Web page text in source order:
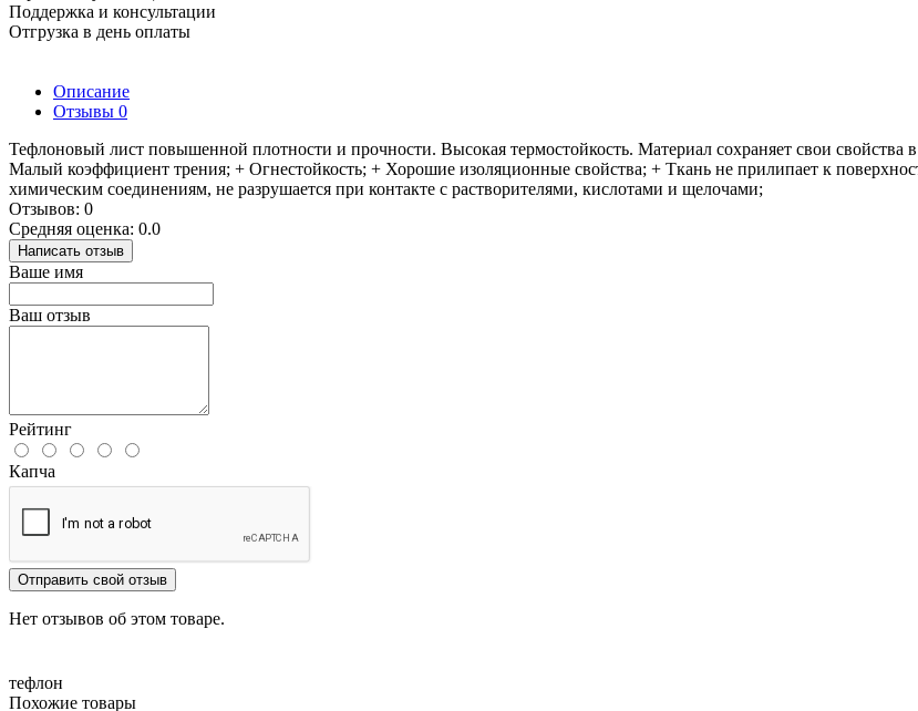
Поддержка и консультации
Отгрузка в день оплаты
Описание
Отзывы 0
Тефлоновый лист повышенной плотности и прочности. Высокая термостойкость. Материал сохраняет свои
Малый коэффициент трения; + Огнестойкость; + Хорошие изоляционные свойства; + Ткань не прилипает к
химическим соединениям, не разрушается при контакте с растворителями, кислотами и щелочами;
Отзывов: 0
Средняя оценка: 0.0
Написать отзыв
Ваше имя
Ваш отзыв
Рейтинг
Капча
Отправить свой отзыв
Нет отзывов об этом товаре.
тефлон
Похожие товары